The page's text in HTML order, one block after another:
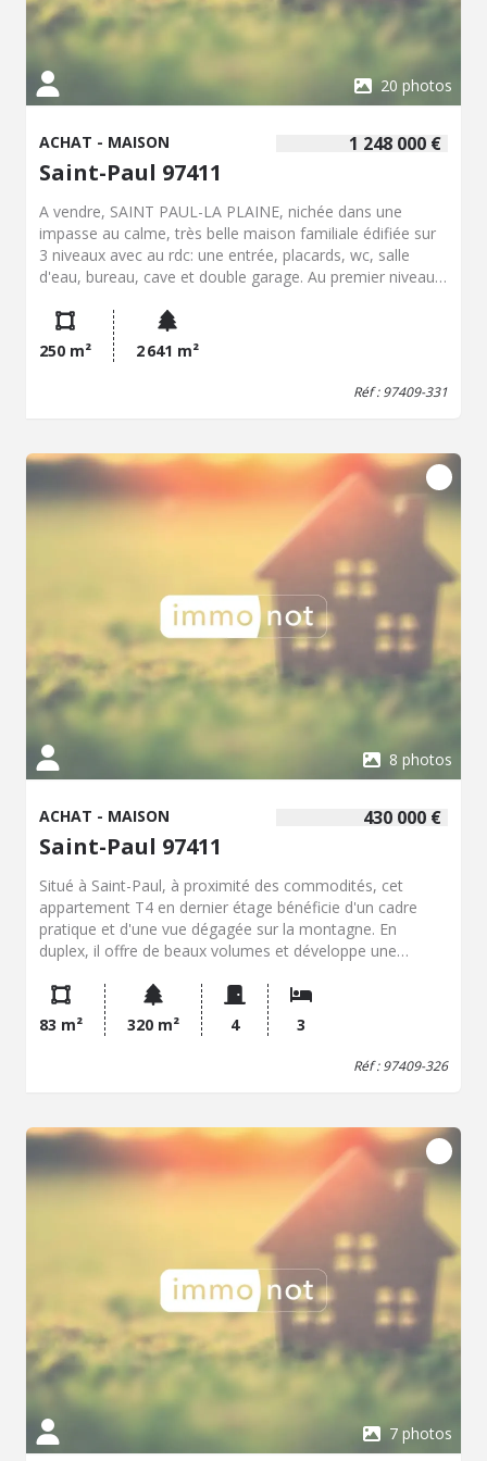
20 photos
1 248 000 €
ACHAT - MAISON
Saint-Paul 97411
A vendre, SAINT PAUL-LA PLAINE, nichée dans une
impasse au calme, très belle maison familiale édifiée sur
3 niveaux avec au rdc: une entrée, placards, wc, salle
d'eau, bureau, cave et double garage. Au premier niveau:
et équipée, 3 chambres, salle d'eau, wc. Au second
niveau, une superbe pièce en open space pouvant être
aménagé en chambre, bureau, salle de jeux... Piscine,
cour avec stationnements, le tout sur un terrain clos et
emplacement. Contactez sans tarder le service
Négociation-Expertise immobilière par mail à
nego@notavenir.notaires.fr
pour plus de renseignements
et organiser une visite. “Les informations sur les risques
auxquels ce bien est exposé sont disponibles sur le site
Géorisques http://www.georisques.gouv.fr”.
250 m² 2 641 m²
Réf : 97409-331
8 photos
430 000 €
ACHAT - MAISON
Saint-Paul 97411
Situé à Saint-Paul, à proximité des commodités, cet
appartement T4 en dernier étage bénéficie d'un cadre
pratique et d'une vue dégagée sur la montagne. En
duplex, il offre de beaux volumes et développe une
comprend une pièce de vie de 33 m², trois chambres,
deux salles d'eau et deux WC. La terrasse de 15 m²,
accessible dans la continuité du séjour, prolonge
agréablement l'espace de vie. L'appartement dispose
bien est présenté en état neuf et dans une construction
récente. Sous réserve de l'éligibilité effective du dossier, le
bien peut être susceptible d'entrer dans certains
dispositifs d'aide à l'acquisition, tels que le prêt à taux
zéro ou un crédit d'impôt, selon les conditions
applicables. Les informations sur les risques auxquels ce
bien est exposé sont disponibles sur le site Géorisques :
www.georisques.gouv.fr.
83 m² 320 m² 4 3
Réf : 97409-326
7 photos